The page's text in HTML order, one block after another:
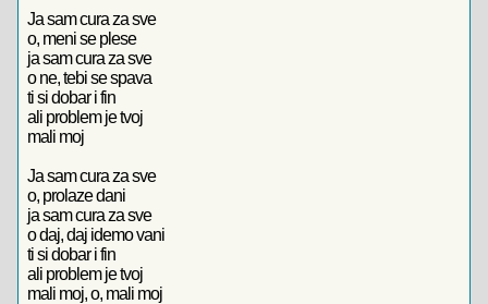
Ja sam cura za sve
o, meni se plese
ja sam cura za sve
o ne, tebi se spava
ti si dobar i fin
ali problem je tvoj
mali moj
Ja sam cura za sve
o, prolaze dani
ja sam cura za sve
o daj, daj idemo vani
ti si dobar i fin
ali problem je tvoj
mali moj, o, mali moj